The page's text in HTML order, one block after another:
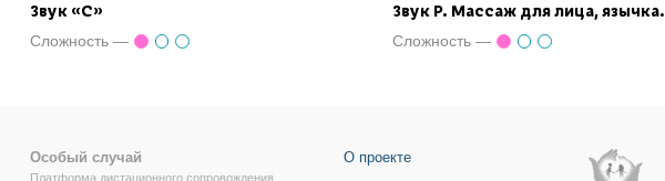
Звук «С»
Сложность —
Звук Р. Массаж для лица, язычка.
Сложность —
Особый случай
Платформа дистационного сопровождения
О проекте